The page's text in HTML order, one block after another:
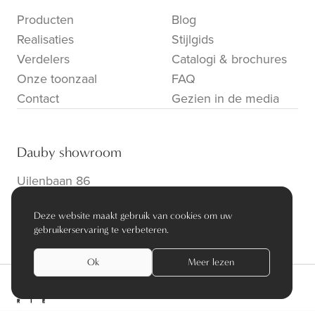
Producten
Realisaties
Verdelers
Onze toonzaal
Contact
Blog
Stijlgids
Catalogi & brochures
FAQ
Gezien in de media
Dauby showroom
Uilenbaan 86
info@dauby.be|+32 3 354 16 86
Deze website maakt gebruik van cookies om uw
gebruikerservaring te verbeteren.
Ok Meer lezen